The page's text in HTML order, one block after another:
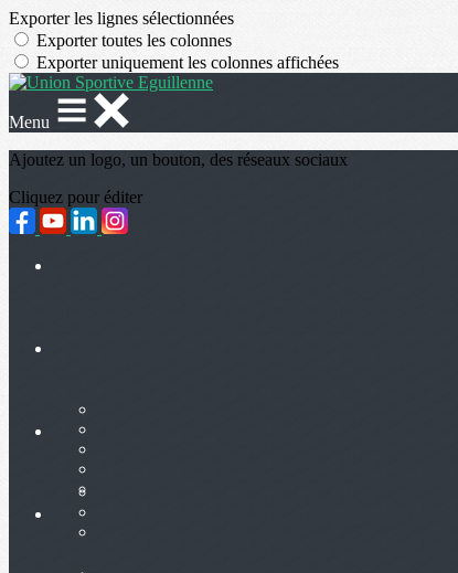
Exporter les lignes sélectionnées
Exporter toutes les colonnes
Exporter uniquement les colonnes affichées
Menu
Ajoutez un logo, un bouton, des réseaux sociaux
Cliquez pour éditer